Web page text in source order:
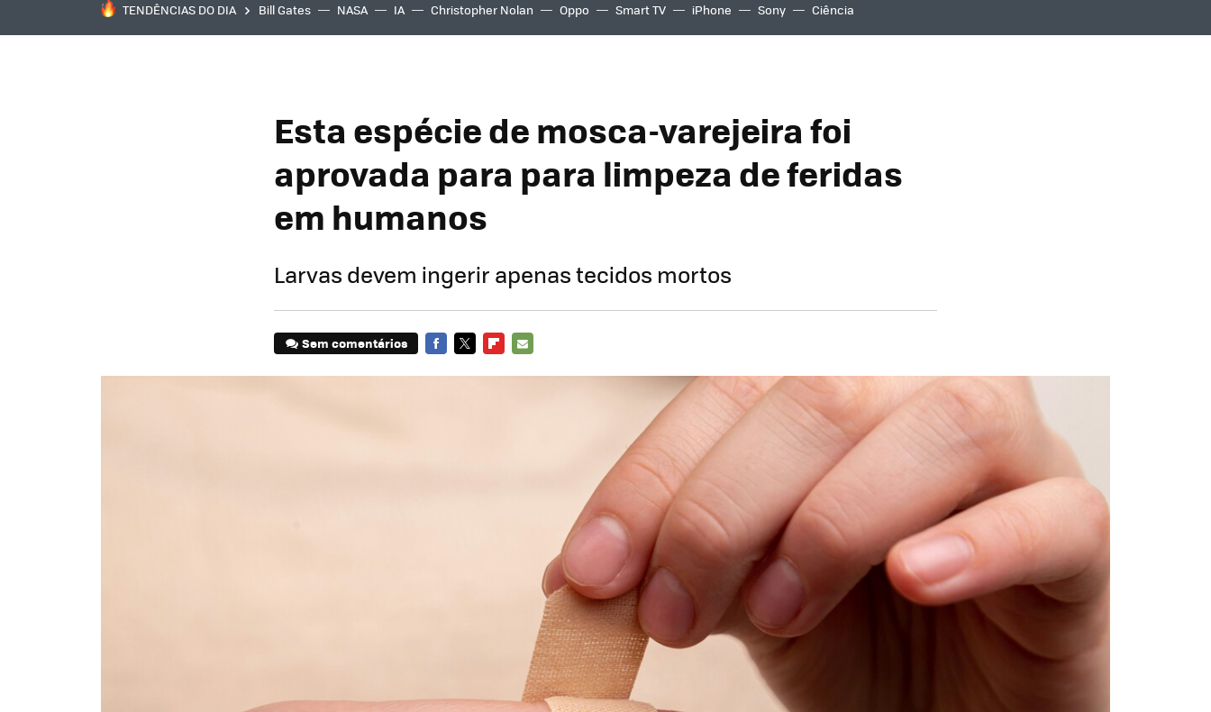
TENDÊNCIAS DO DIA Bill Gates NASA IA Christopher Nolan Oppo Smart TV iPhone Sony Ciência
Esta espécie de mosca-varejeira foi
aprovada para para limpeza de feridas
em humanos
Larvas devem ingerir apenas tecidos mortos
Sem comentários